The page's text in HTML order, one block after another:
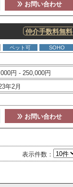
お問い合わせ
仲介手数料無料
ペット可 SOHO
円 - 250,000円
年2月
お問い合わせ
表示件数：